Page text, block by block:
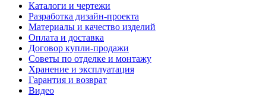
Каталоги и чертежи
Разработка дизайн-проекта
Материалы и качество изделий
Оплата и доставка
Договор купли-продажи
Советы по отделке и монтажу
Хранение и эксплуатация
Гарантия и возврат
Видео